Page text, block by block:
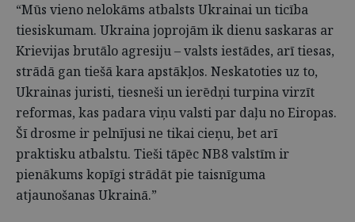
“Mūs vieno nelokāms atbalsts Ukrainai un ticība
tiesiskumam. Ukraina joprojām ik dienu saskaras ar
Krievijas brutālo agresiju – valsts iestādes, arī tiesas,
strādā gan tiešā kara apstākļos. Neskatoties uz to,
Ukrainas juristi, tiesneši un ierēdņi turpina virzīt
reformas, kas padara viņu valsti par daļu no Eiropas.
Šī drosme ir pelnījusi ne tikai cieņu, bet arī
praktisku atbalstu. Tieši tāpēc NB8 valstīm ir
pienākums kopīgi strādāt pie taisnīguma
atjaunošanas Ukrainā.”